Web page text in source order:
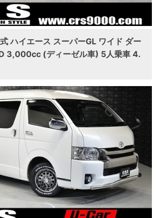
ハイエース スーパーGL ワイド ダー
3,000cc (ディーゼル車) 5人乗車 4.